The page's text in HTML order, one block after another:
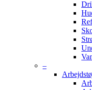
–